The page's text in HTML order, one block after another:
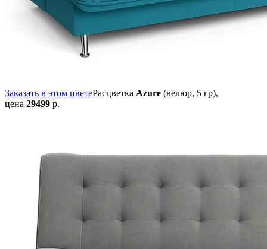
Заказать в этом цветеРасцветка Azure (велюр, 5 гр),
цена 29499 р.